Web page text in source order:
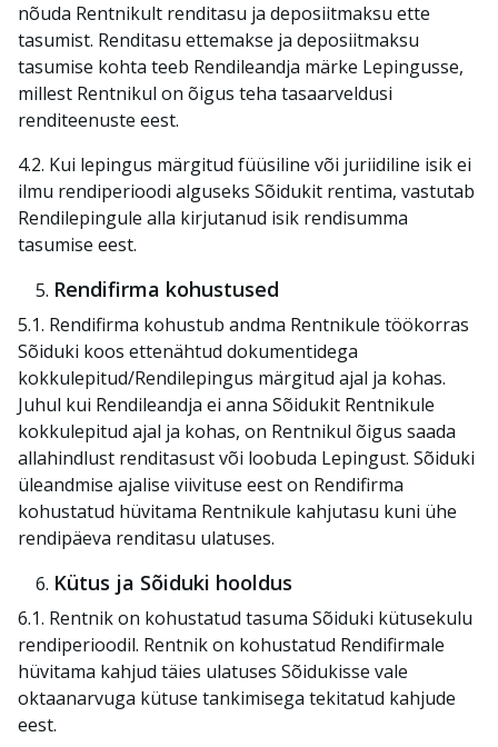
nõuda Rentnikult renditasu ja deposiitmaksu ette
tasumist. Renditasu ettemakse ja deposiitmaksu
tasumise kohta teeb Rendileandja märke Lepingusse,
millest Rentnikul on õigus teha tasaarveldusi
renditeenuste eest.
4.2. Kui lepingus märgitud füüsiline või juriidiline isik ei
ilmu rendiperioodi alguseks Sõidukit rentima, vastutab
Rendilepingule alla kirjutanud isik rendisumma
tasumise eest.
Rendifirma kohustused
5.1. Rendifirma kohustub andma Rentnikule töökorras
Sõiduki koos ettenähtud dokumentidega
kokkulepitud/Rendilepingus märgitud ajal ja kohas.
Juhul kui Rendileandja ei anna Sõidukit Rentnikule
kokkulepitud ajal ja kohas, on Rentnikul õigus saada
allahindlust renditasust või loobuda Lepingust. Sõiduki
üleandmise ajalise viivituse eest on Rendifirma
kohustatud hüvitama Rentnikule kahjutasu kuni ühe
rendipäeva renditasu ulatuses.
Kütus ja Sõiduki hooldus
6.1. Rentnik on kohustatud tasuma Sõiduki kütusekulu
rendiperioodil. Rentnik on kohustatud Rendifirmale
hüvitama kahjud täies ulatuses Sõidukisse vale
oktaanarvuga kütuse tankimisega tekitatud kahjude
eest.